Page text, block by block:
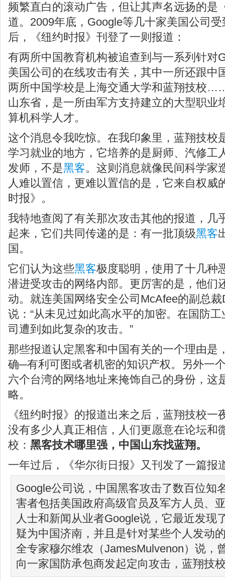
频繁直白的滚动广告，但让其声名远扬的是
道。2009年底，Google等几十家美国公司
后，《纽约时报》刊登了一则报道：
有两所中国教育机构被追查到与一系列针对
美国公司的在线攻击有关，其中一所还跟
两所中国学校是上海交通大学和蓝翔技校
山东省，是一所由军方支持建立的大型职业
算机科学人才。
这个消息令我吃惊。在我印象里，蓝翔技校
学习就业的地方，它培养的是厨师、汽修工
发师，不是黑客。这则消息就像民间科学家
人难以置信，更难以置信的是，它来自权威
时报》。
我特地查阅了有关那次攻击其他的报道，几
起来，它们共同传递的是：有一批顶级黑客
国。
它们认为这些黑客极度聪明，使用了十几种
潜进受攻击的网络内部。更厉害的是，他们
动。就连美国网络安全公司McAfee的副总
说：“从未见过如此高水平的加密。在国防
司遭到如此复杂的攻击。”
那些报道认定黑客和中国有关的一个理由是
确─有利可图或者机密的知识产权。另外一
六个台湾的网络地址来掩饰自己的身份，这
略。
《纽约时报》的报道出来之后，蓝翔技校
没有多少人真正相信，人们更愿意在论坛和
校： 黑客技术哪里强，中国山东找蓝翔。
一年过后，《华尔街日报》又刊发了一篇报
Google公司说，中国黑客攻击了数百位知
害者包括美国政府高级官员及军方人员、
人士和新闻从业者Google说，它最近发现
疑为中国济南，并且是针对某些个人发动
全专家穆尔维农（JamesMulvenon）说，
向一家国防承包商发起定向攻击，蓝翔技